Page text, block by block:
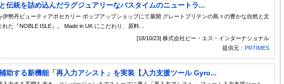
伝統を詰め込んだラグジュアリーなバスタイムのニュートラ...
伊勢丹ビューティアポセカリー ポップアップショップにて展開 グレートブリテンの島々の豊かな自然と文
た『NOBLE ISLE』。 Made in UK にこだわり、原料...
[18/10/23] 株式会社ピー・エス・インターナショナル
提供元： PRTIMES
助する新機能「再入力アシスト」を実装【入力支援ツール Gyro...